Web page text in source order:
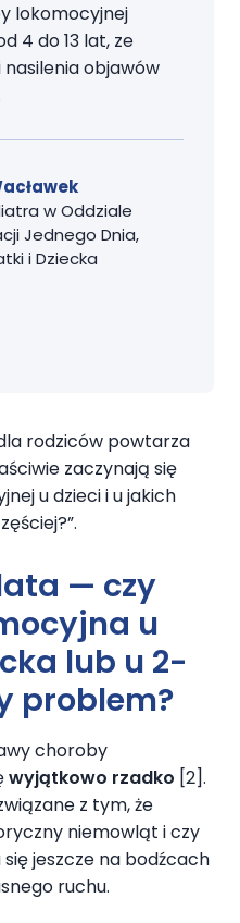
lokomocyjnej
4 do 13 lat, ze
objawów
w Oddziale
Jednego Dnia,
i Dziecka
rodziców powtarza
zaczynają się
u dzieci i u jakich
— czy
u
lub u 2-
problem?
choroby
wyjątkowo rzadko [2].
z tym, że
niemowląt i czy
jeszcze na bodźcach
ruchu.